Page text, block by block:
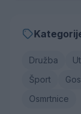
Družba
Šport
Osmrtnice